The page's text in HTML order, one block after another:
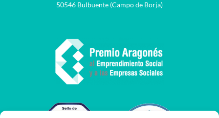
50546 Bulbuente (Campo de Borja)